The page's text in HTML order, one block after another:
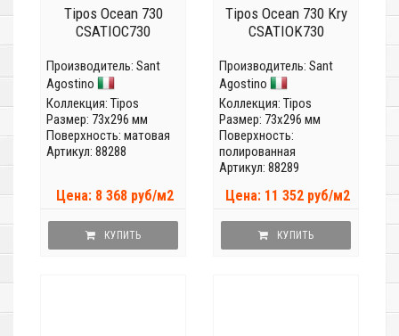
Tipos Ocean 730
CSATIOC730
Производитель: Sant
Agostino
Коллекция: Tipos
Размер: 73x296 мм
Поверхность: матовая
Артикул: 88288
Цена: 8 368 руб/м2
КУПИТЬ
Tipos Ocean 730 Kry
CSATIOK730
Производитель: Sant
Agostino
Коллекция: Tipos
Размер: 73x296 мм
Поверхность:
полированная
Артикул: 88289
Цена: 11 352 руб/м2
КУПИТЬ